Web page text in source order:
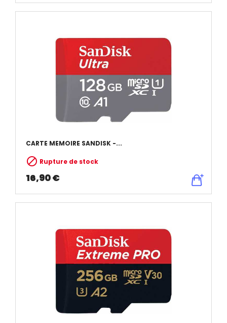
CARTE MEMOIRE SANDISK -...
 Rupture de stock
16,90 €